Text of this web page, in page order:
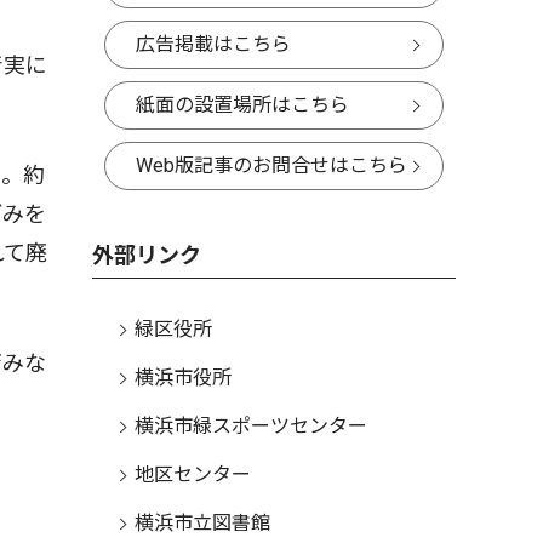
に
約
を
廃
な
広告掲載はこちら
紙面の設置場所はこちら
Web版記事のお問合せはこちら
外部リンク
緑区役所
横浜市役所
横浜市緑スポーツセンター
地区センター
横浜市立図書館